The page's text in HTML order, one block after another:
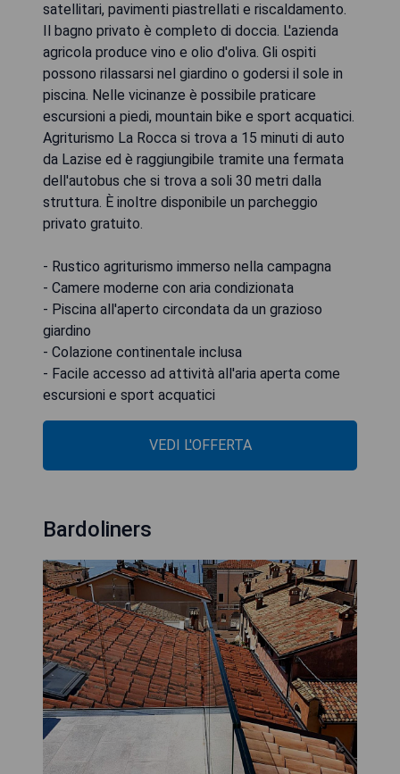
satellitari, pavimenti piastrellati e riscaldamento.
Il bagno privato è completo di doccia. L'azienda
agricola produce vino e olio d'oliva. Gli ospiti
possono rilassarsi nel giardino o godersi il sole in
piscina. Nelle vicinanze è possibile praticare
escursioni a piedi, mountain bike e sport acquatici.
Agriturismo La Rocca si trova a 15 minuti di auto
da Lazise ed è raggiungibile tramite una fermata
dell'autobus che si trova a soli 30 metri dalla
struttura. È inoltre disponibile un parcheggio
privato gratuito.
- Rustico agriturismo immerso nella campagna
- Camere moderne con aria condizionata
- Piscina all'aperto circondata da un grazioso
giardino
- Colazione continentale inclusa
- Facile accesso ad attività all'aria aperta come
escursioni e sport acquatici
VEDI L'OFFERTA
Bardoliners